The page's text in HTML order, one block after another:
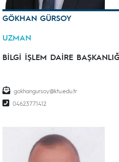
GÖKHAN GÜRSOY
UZMAN
BİLGİ İŞLEM DAİRE
gokhangursoy
04623771412